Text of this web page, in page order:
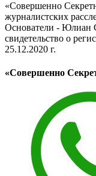
«Совершенно
журналистских
Основатели - Юлиан
свидетельство о
25.12.2020 г.
«Совершенно